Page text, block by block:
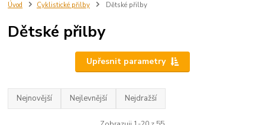
Úvod Cyklistické přilby Dětské přilby
Dětské přilby
Upřesnit parametry
Nejnovější Nejlevnější Nejdražší